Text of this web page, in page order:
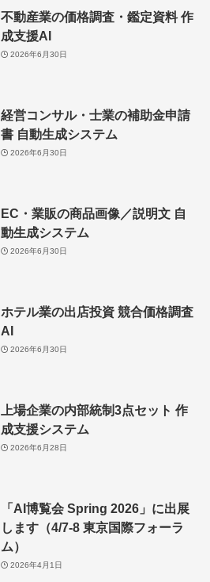
不動産業の価格調査・鑑定資料 作
成支援AI
2026年6月30日
経営コンサル・士業の補助金申請
書 自動生成システム
2026年6月30日
EC・業販の商品画像／説明文 自
動生成システム
2026年6月30日
ホテル業の出店投資 競合価格調査
AI
2026年6月30日
上場企業の内部統制3点セット 作
成支援システム
2026年6月28日
「AI博覧会 Spring 2026」に出展
します（4/7-8 東京国際フォーラ
ム）
2026年4月1日